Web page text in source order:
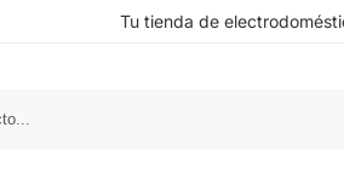
Tu tienda de